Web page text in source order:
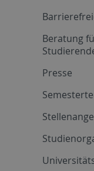
Beratung
Presse